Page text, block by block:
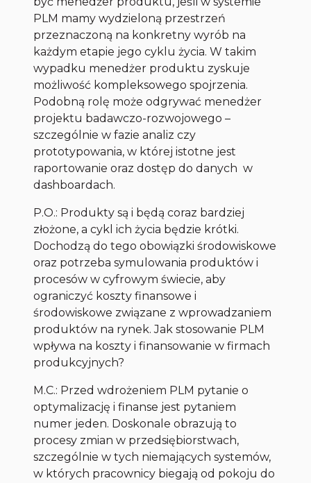
PLM mamy wydzieloną przestrzeń
przeznaczoną na konkretny wyrób na
każdym etapie jego cyklu życia. W takim
wypadku menedżer produktu zyskuje
możliwość kompleksowego spojrzenia.
Podobną rolę może odgrywać menedżer
projektu badawczo-rozwojowego –
szczególnie w fazie analiz czy
prototypowania, w której istotne jest
raportowanie oraz dostęp do danych w
dashboardach.
P.O.: Produkty są i będą coraz bardziej
złożone, a cykl ich życia będzie krótki.
Dochodzą do tego obowiązki środowiskowe
oraz potrzeba symulowania produktów i
procesów w cyfrowym świecie, aby
ograniczyć koszty finansowe i
środowiskowe związane z wprowadzaniem
produktów na rynek. Jak stosowanie PLM
wpływa na koszty i finansowanie w firmach
produkcyjnych?
M.C.: Przed wdrożeniem PLM pytanie o
optymalizację i finanse jest pytaniem
numer jeden. Doskonale obrazują to
procesy zmian w przedsiębiorstwach,
szczególnie w tych niemających systemów,
w których pracownicy biegają od pokoju do